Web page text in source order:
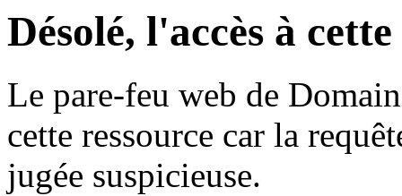
Désolé, l'accès à
Le pare-feu web de
cette ressource car la
jugée suspicieuse.